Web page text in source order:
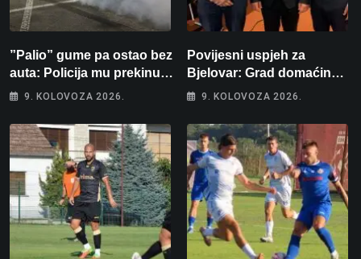
”Palio” gume pa ostao bez
auta: Policija mu prekinula
”show” na parkingu u
9. KOLOVOZA 2026.
Povijesni uspjeh za
Bjelovar: Grad domaćin
Europskog juniorskog
9. KOLOVOZA 2026.